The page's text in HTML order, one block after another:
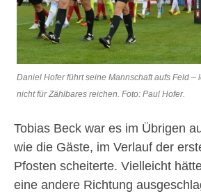
Daniel Hofer führt seine Mannschaft aufs Feld –
nicht für Zählbares reichen. Foto: Paul Hofer.
Tobias Beck war es im Übrigen
wie die Gäste, im Verlauf der
Pfosten scheiterte. Vielleicht
eine andere Richtung